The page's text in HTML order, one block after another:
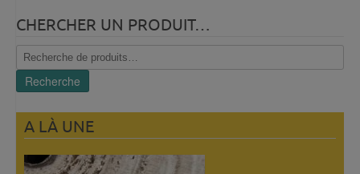
CHERCHER UN PRODUIT…
Recherche
pour :
Recherche
A LÀ UNE